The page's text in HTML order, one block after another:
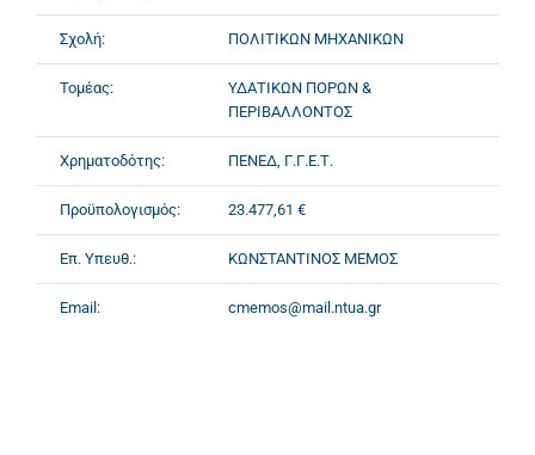
Σχολή: ΠΟΛΙΤΙΚΩΝ ΜΗΧΑΝΙΚΩΝ
Τομέας:
ΥΔΑΤΙΚΩΝ ΠΟΡΩΝ &
ΠΕΡΙΒΑΛΛΟΝΤΟΣ
Χρηματοδότης: ΠΕΝΕΔ, Γ.Γ.Ε.Τ.
Προϋπολογισμός: 23.477,61 €
Επ. Υπευθ.: ΚΩΝΣΤΑΝΤΙΝΟΣ ΜΕΜΟΣ
Email: cmemos@mail.ntua.gr